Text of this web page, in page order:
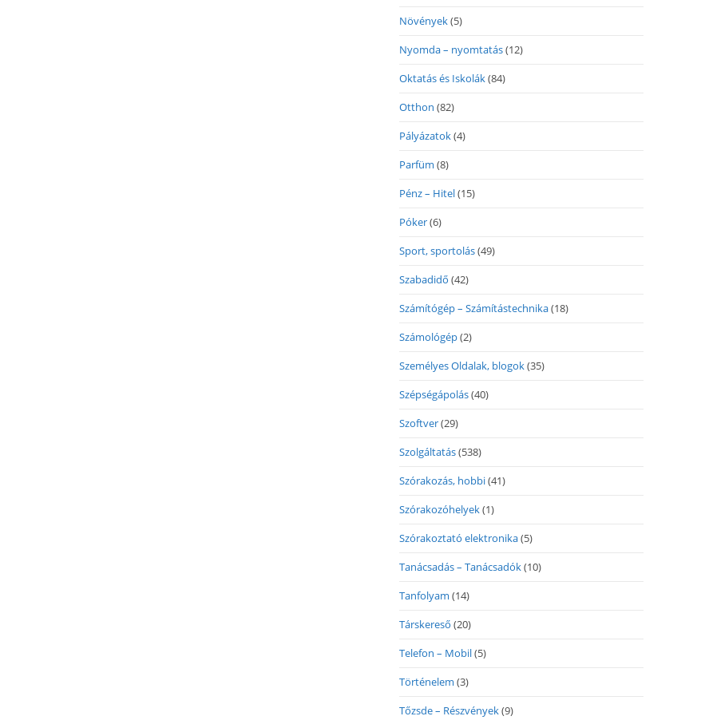
Növények(5)
Nyomda – nyomtatás(12)
Oktatás és Iskolák(84)
Otthon (82)
Pályázatok(4)
Parfüm (8)
Pénz – Hitel(15)
Póker(6)
Sport, sportolás(49)
Szabadidő (42)
Számítógép – Számítástechnika(18)
Számológép(2)
Személyes Oldalak, blogok(35)
Szépségápolás(40)
Szoftver(29)
Szolgáltatás(538)
Szórakozás, hobbi(41)
Szórakozóhelyek(1)
Szórakoztató elektronika(5)
Tanácsadás – Tanácsadók(10)
Tanfolyam (14)
Társkereső (20)
Telefon – Mobil(5)
Történelem (3)
Tőzsde – Részvények(9)